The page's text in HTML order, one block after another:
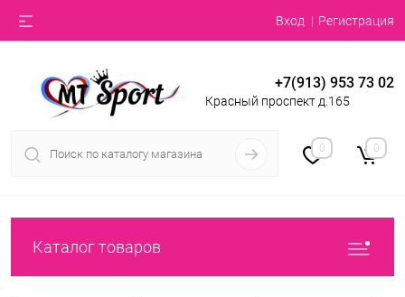
Вход Регистрация
+7(913) 953 73 02
Красный проспект д.165
0 0
Каталог товаров